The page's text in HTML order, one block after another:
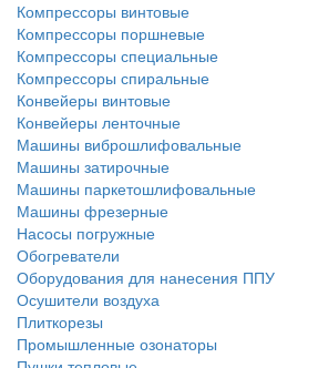
Компрессоры винтовые
Компрессоры поршневые
Компрессоры специальные
Компрессоры спиральные
Конвейеры винтовые
Конвейеры ленточные
Машины виброшлифовальные
Машины затирочные
Машины паркетошлифовальные
Машины фрезерные
Насосы погружные
Обогреватели
Оборудования для нанесения ППУ
Осушители воздуха
Плиткорезы
Промышленные озонаторы